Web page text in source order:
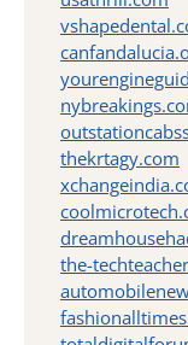
thekrtagy.com
the-